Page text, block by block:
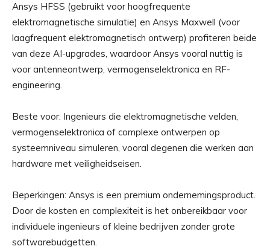
Ansys HFSS (gebruikt voor hoogfrequente
elektromagnetische simulatie) en Ansys Maxwell (voor
laagfrequent elektromagnetisch ontwerp) profiteren beide
van deze AI-upgrades, waardoor Ansys vooral nuttig is
voor antenneontwerp, vermogenselektronica en RF-
engineering.
Beste voor: Ingenieurs die elektromagnetische velden,
vermogenselektronica of complexe ontwerpen op
systeemniveau simuleren, vooral degenen die werken aan
hardware met veiligheidseisen.
Beperkingen: Ansys is een premium ondernemingsproduct.
Door de kosten en complexiteit is het onbereikbaar voor
individuele ingenieurs of kleine bedrijven zonder grote
softwarebudgetten.